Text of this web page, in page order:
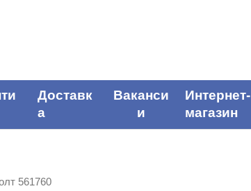
Доставк
а
Ваканси
и
Интернет-
магазин
561760